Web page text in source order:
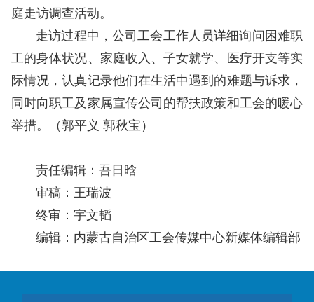
庭走访调查活动。
走访过程中，公司工会工作人员详细询问困难职
工的身体状况、家庭收入、子女就学、医疗开支等实
际情况，认真记录他们在生活中遇到的难题与诉求，
同时向职工及家属宣传公司的帮扶政策和工会的暖心
举措。
（郭平义 郭秋宝）
责任编辑：吾日晗
审稿：王瑞波
终审：宇文韬
编辑：内蒙古自治区工会传媒中心新媒体编辑部